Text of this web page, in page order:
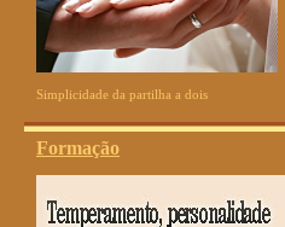
Simplicidade da partilha a dois
Formação